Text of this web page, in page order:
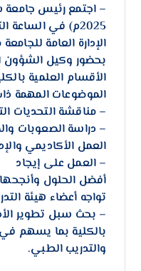
2025م) في
الإدارة العامة
بحضور وكيل الشؤون
الأقسام العلمية
الموضوعات المهمة
– مناقشة التحديات
– دراسة الصعوبات
العمل الأكاديمي
– العمل على إيجاد
أفضل الحلول
تواجه أعضاء هيئة
– بحث سبل تطوير
بالكلية بما يسهم في
والتدريب الطبي.